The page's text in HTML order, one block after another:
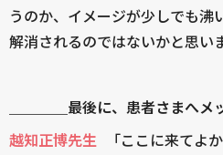
うのか、イメージが少しでも沸
解消されるのではないかと思い
＿＿＿＿最後に、患者さまへメ
越知正博先生
「ここに来てよ